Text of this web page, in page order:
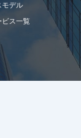
モデル
ビス一覧